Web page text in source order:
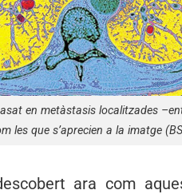
en metàstasis localitzades
les que s’aprecien a la imatge
ara com